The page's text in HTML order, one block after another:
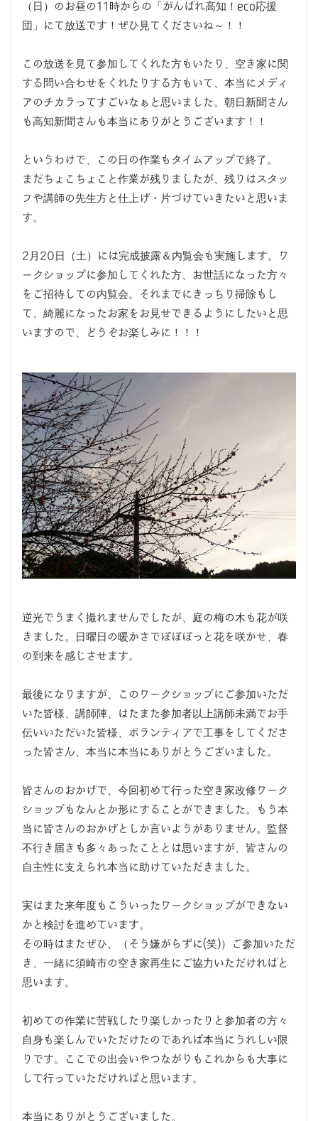
（日）のお昼の11時からの「がんばれ高知！eco応援
団」にて放送です！ぜひ見てくださいね～！！
この放送を見て参加してくれた方もいたり、空き家に関
する問い合わせをくれたりする方もいて、本当にメディ
アのチカラってすごいなぁと思いました。朝日新聞さん
も高知新聞さんも本当にありがとうございます！！
というわけで、この日の作業もタイムアップで終了。
まだちょこちょこと作業が残りましたが、残りはスタッ
フや講師の先生方と仕上げ・片づけていきたいと思いま
す。
2月20日（土）には完成披露＆内覧会も実施します。ワ
ークショップに参加してくれた方、お世話になった方々
をご招待しての内覧会。それまでにきっちり掃除もし
て、綺麗になったお家をお見せできるようにしたいと思
いますので、どうぞお楽しみに！！！
逆光でうまく撮れませんでしたが、庭の梅の木も花が咲
きました。日曜日の暖かさでぽぽぽっと花を咲かせ、春
の到来を感じさせます。
最後になりますが、このワークショップにご参加いただ
いた皆様、講師陣、はたまた参加者以上講師未満でお手
伝いいただいた皆様、ボランティアで工事をしてくださ
った皆さん、本当に本当にありがとうございました。
皆さんのおかげで、今回初めて行った空き家改修ワーク
ショップもなんとか形にすることができました。もう本
当に皆さんのおかげとしか言いようがありません。監督
不行き届きも多々あったこととは思いますが、皆さんの
自主性に支えられ本当に助けていただきました。
実はまた来年度もこういったワークショップができない
かと検討を進めています。
その時はまたぜひ、（そう嫌がらずに(笑)）ご参加いただ
き、一緒に須崎市の空き家再生にご協力いただければと
思います。
初めての作業に苦戦したり楽しかったりと参加者の方々
自身も楽しんでいただけたのであれば本当にうれしい限
りです。ここでの出会いやつながりもこれからも大事に
して行っていただければと思います。
本当にありがとうございました。